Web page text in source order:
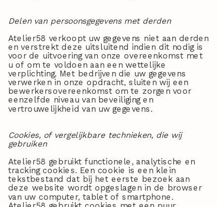
Delen van persoonsgegevens met derden
Atelier58 verkoopt uw gegevens niet aan derden
en verstrekt deze uitsluitend indien dit nodig is
voor de uitvoering van onze overeenkomst met
u of om te voldoen aan een wettelijke
verplichting. Met bedrijven die uw gegevens
verwerken in onze opdracht, sluiten wij een
bewerkersovereenkomst om te zorgen voor
eenzelfde niveau van beveiliging en
vertrouwelijkheid van uw gegevens.
Cookies, of vergelijkbare technieken, die wij
gebruiken
Atelier58 gebruikt functionele, analytische en
tracking cookies. Een cookie is een klein
tekstbestand dat bij het eerste bezoek aan
deze website wordt opgeslagen in de browser
van uw computer, tablet of smartphone.